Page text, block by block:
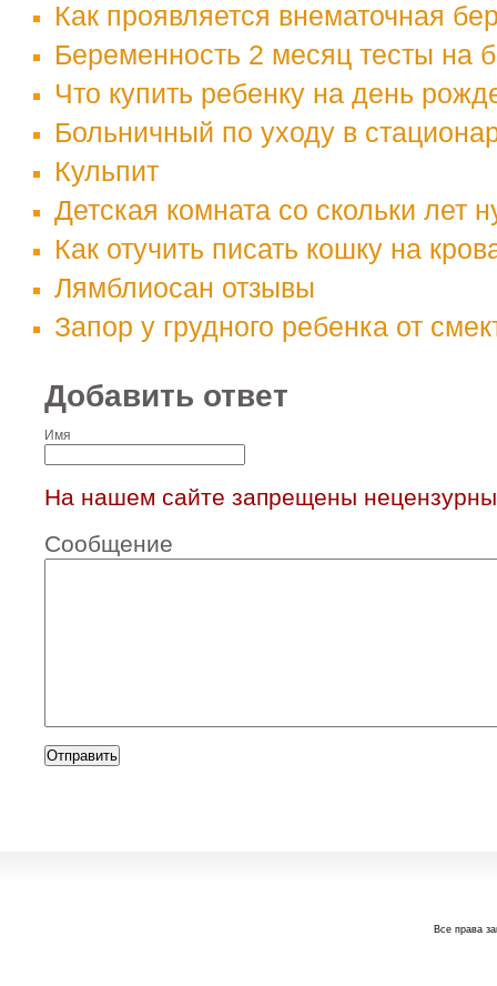
Как проявляется внематочная
Беременность 2 месяц тесты на
Что купить ребенку на день
Больничный по уходу в
Кульпит
Детская комната со скольки лет
Как отучить писать кошку на
Лямблиосан отзывы
Запор у грудного ребенка от
Добавить ответ
Имя
На нашем сайте запрещены
Сообщение
Все права